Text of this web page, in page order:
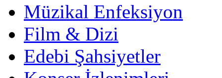
Müzikal Enfeksiyon
Film & Dizi
Edebi Şahsiyetler